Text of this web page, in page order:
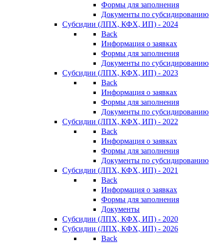
Формы для заполнения
Документы по субсидированию
Субсидии (ЛПХ, КФХ, ИП) - 2024
Back
Информация о заявках
Формы для заполнения
Документы по субсидированию
Субсидии (ЛПХ, КФХ, ИП) - 2023
Back
Информация о заявках
Формы для заполнения
Документы по субсидированию
Субсидии (ЛПХ, КФХ, ИП) - 2022
Back
Информация о заявках
Формы для заполнения
Документы по субсидированию
Субсидии (ЛПХ, КФХ, ИП) - 2021
Back
Информация о заявках
Формы для заполнения
Документы
Субсидии (ЛПХ, КФХ, ИП) - 2020
Субсидии (ЛПХ, КФХ, ИП) - 2026
Back